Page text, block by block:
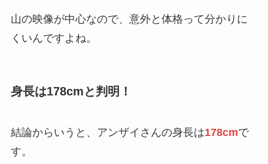
山の映像が中心なので、意外と体格って分かりに
くいんですよね。
身長は178cmと判明！
結論からいうと、アンザイさんの身長は178cmで
す。